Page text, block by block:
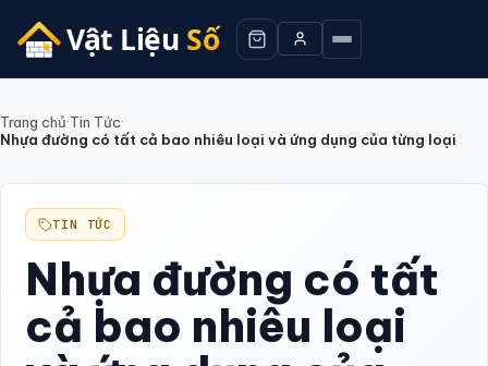
Trang chủ·Tin Tức·
Nhựa đường có tất cả bao nhiêu loại và ứng dụng của từng loại
TIN TỨC
Nhựa đường có tất
cả bao nhiêu loại